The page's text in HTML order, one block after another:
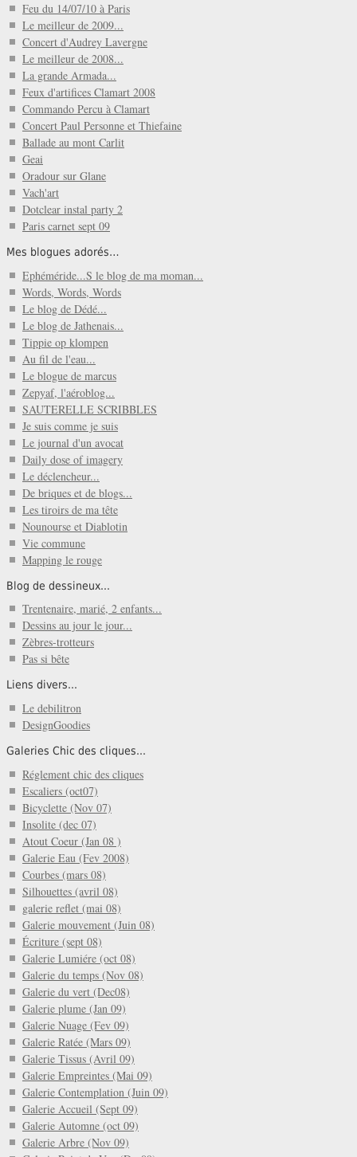
Feu du 14/07/10 à Paris
Le meilleur de 2009...
Concert d'Audrey Lavergne
Le meilleur de 2008...
La grande Armada...
Feux d'artifices Clamart 2008
Commando Percu à Clamart
Concert Paul Personne et Thiefaine
Ballade au mont Carlit
Geai
Oradour sur Glane
Vach'art
Dotclear instal party 2
Paris carnet sept 09
Mes blogues adorés…
Ephéméride...S le blog de ma moman...
Words, Words, Words
Le blog de Dédé...
Le blog de Jathenais...
Tippie op klompen
Au fil de l'eau...
Le blogue de marcus
Zepyaf, l'aéroblog...
SAUTERELLE SCRIBBLES
Je suis comme je suis
Le journal d'un avocat
Daily dose of imagery
Le déclencheur...
De briques et de blogs...
Les tiroirs de ma tête
Nounourse et Diablotin
Vie commune
Mapping le rouge
Blog de dessineux...
Trentenaire, marié, 2 enfants...
Dessins au jour le jour...
Zèbres-trotteurs
Pas si bête
Liens divers...
Le debilitron
DesignGoodies
Galeries Chic des cliques...
Réglement chic des cliques
Escaliers (oct07)
Bicyclette (Nov 07)
Insolite (dec 07)
Atout Coeur (Jan 08 )
Galerie Eau (Fev 2008)
Courbes (mars 08)
Silhouettes (avril 08)
galerie reflet (mai 08)
Galerie mouvement (Juin 08)
Écriture (sept 08)
Galerie Lumiére (oct 08)
Galerie du temps (Nov 08)
Galerie du vert (Dec08)
Galerie plume (Jan 09)
Galerie Nuage (Fev 09)
Galerie Ratée (Mars 09)
Galerie Tissus (Avril 09)
Galerie Empreintes (Mai 09)
Galerie Contemplation (Juin 09)
Galerie Accueil (Sept 09)
Galerie Automne (oct 09)
Galerie Arbre (Nov 09)